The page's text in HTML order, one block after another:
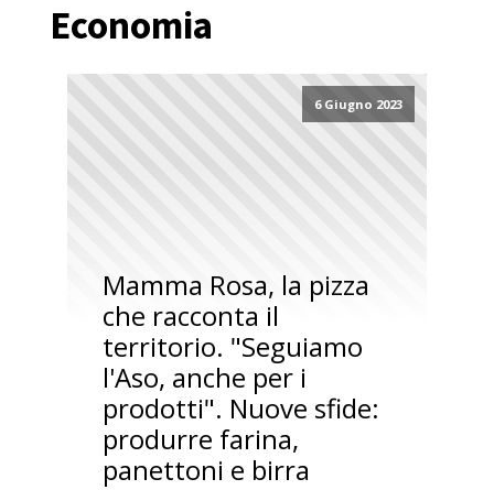
Economia
6 Giugno 2023
Mamma Rosa, la pizza
che racconta il
territorio. "Seguiamo
l'Aso, anche per i
prodotti". Nuove sfide:
produrre farina,
panettoni e birra